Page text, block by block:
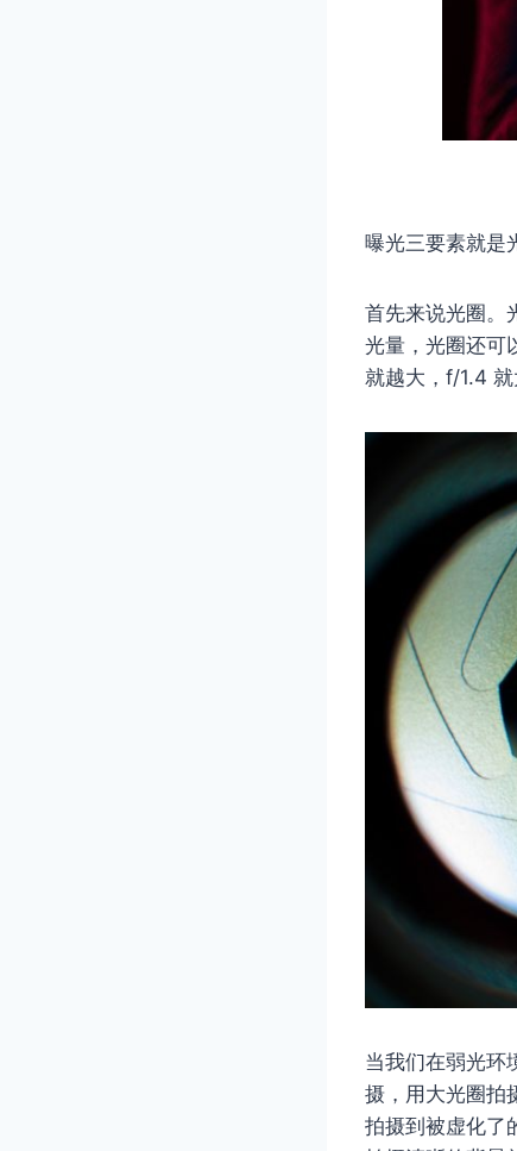
曝光三要素就是
首先来说光圈。
光量，光圈还可
就越大，f/1.4 就
当我们在弱光环
摄，用大光圈拍
拍摄到被虚化了